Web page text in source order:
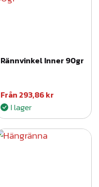
Rännvinkel Inner 90gr
Från 293,86kr
I lager